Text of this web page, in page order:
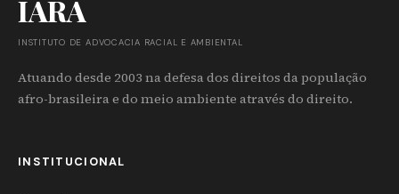
IARA
INSTITUTO DE ADVOCACIA RACIAL E AMBIENTAL
Atuando desde 2003 na defesa dos direitos da população
afro-brasileira e do meio ambiente através do direito.
INSTITUCIONAL